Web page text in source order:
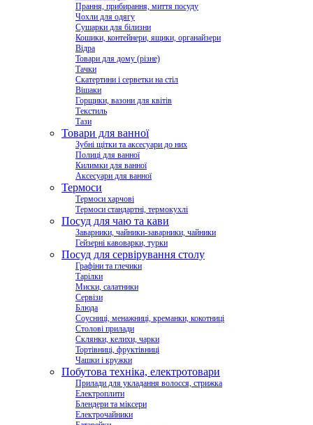
Прання, прибирання, миття посуду
Чохли для одягу
Сушарки для білизни
Кошики, контейнери, ящики, органайзери
Відра
Товари для дому (різне)
Тачки
Скатертини і серветки на стіл
Вішаки
Горщики, вазони для квітів
Текстиль
Тази
Товари для ванної
Зубні щітки та аксесуари до них
Полиці для ванної
Килимки для ванної
Аксесуари для ванної
Термоси
Термоси харчові
Термоси стандартні, термокухлі
Посуд для чаю та кави
Заварники, чайники-заварники, чайники
Гейзерні кавоварки, турки
Посуд для сервірування столу
Графіни та глечики
Тарілки
Миски, салатники
Сервізи
Блюда
Соусниці, менажниці, креманки, кокотниці
Столові прилади
Склянки, келихи, чарки
Тортівниці, фруктівниці
Чашки і кружки
Побутова техніка, електротовари
Прилади для укладання волосся, стрижка
Електроплити
Блендери та міксери
Електрочайники